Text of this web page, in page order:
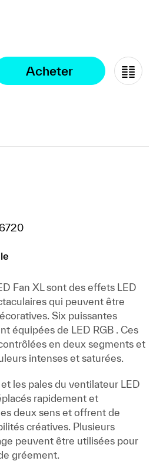
Acheter
Fan XL sont des effets LED
qui peuvent être
Six puissantes
équipées de LED RGB . Ces
en deux segments et
intenses et saturées.
les pales du ventilateur LED
rapidement et
deux sens et offrent de
créatives. Plusieurs
peuvent être utilisées pour
gréement.